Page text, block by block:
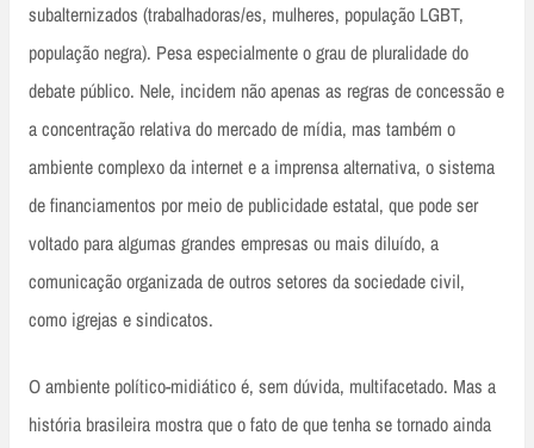
subalternizados (trabalhadoras/es, mulheres, população LGBT,
população negra). Pesa especialmente o grau de pluralidade do
debate público. Nele, incidem não apenas as regras de concessão e
a concentração relativa do mercado de mídia, mas também o
ambiente complexo da internet e a imprensa alternativa, o sistema
de financiamentos por meio de publicidade estatal, que pode ser
voltado para algumas grandes empresas ou mais diluído, a
comunicação organizada de outros setores da sociedade civil,
como igrejas e sindicatos.
O ambiente político-midiático é, sem dúvida, multifacetado. Mas a
história brasileira mostra que o fato de que tenha se tornado ainda